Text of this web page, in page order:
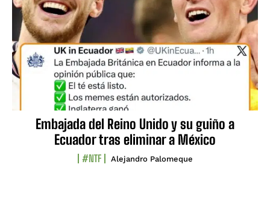
Embajada del Reino Unido y su guiño a
Ecuador tras eliminar a México
#NTF Alejandro Palomeque